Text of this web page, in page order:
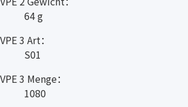
64 g
VPE 3 Art：
S01
VPE 3 Menge：
1080